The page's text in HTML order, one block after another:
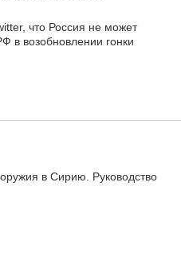
что Россия не может
в возобновлении гонки
в Сирию. Руководство